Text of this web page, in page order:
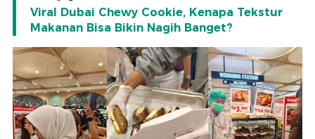
Viral Dubai Chewy Cookie, Kenapa Tekstur
Makanan Bisa Bikin Nagih Banget?